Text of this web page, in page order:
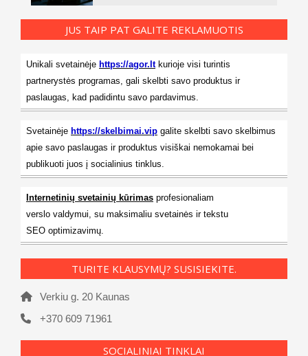
JUS TAIP PAT GALITE REKLAMUOTIS
Unikali svetainėje https://agor.ltkurioje visi turintis
partnerystės programas, gali skelbti savo produktus ir
paslaugas, kad padidintu savo pardavimus.
Svetainėje https://skelbimai.vip galite skelbti savo skelbimus
apie savo paslaugas ir produktus visiškai nemokamai bei
publikuoti juos į socialinius tinklus.
Internetinių svetainių kūrimas profesionaliam
verslo valdymui, su maksimaliu svetainės ir tekstu
SEO optimizavimų.
TURITE KLAUSYMŲ? SUSISIEKITE.
Verkiu g. 20 Kaunas
+370 609 71961
SOCIALINIAI TINKLAI